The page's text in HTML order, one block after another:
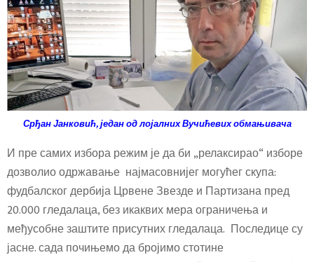
Срђан Јанковић, један од лојалних Вучићевих обмањивача
И пре самих избора режим је да би „релаксирао“ изборе
дозволио одржавање најмасовнијег могућег скупа:
фудбалског дербија Црвене Звезде и Партизана пред
20.000 гледалаца, без икаквих мера ограничења и
међусобне заштите присутних гледалаца. Последице су
јасне. сада почињемо да бројимо стотине